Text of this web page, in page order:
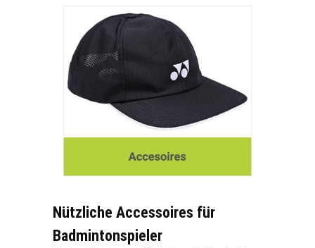
Nützliche Accessoires für
Badmintonspieler